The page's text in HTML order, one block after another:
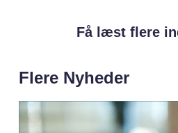
Få læst flere
Flere Nyheder